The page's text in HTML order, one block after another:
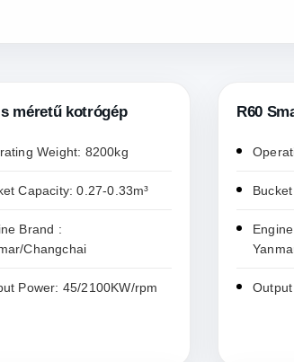
méretű kotrógép
Weight: 8200kg
Capacity: 0.27-0.33m³
Brand :
Changchai
Power: 45/2100KW/rpm
R60